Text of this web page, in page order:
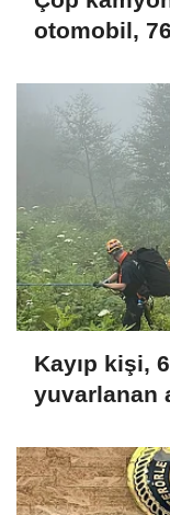
otomobil,
Kayıp kişi,
yuvarlanan